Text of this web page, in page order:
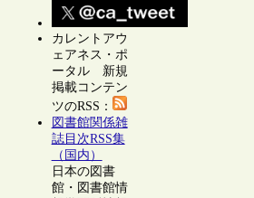
カレントアウ
ェアネス・ポ
ータル 新規
掲載コンテン
ツのRSS：
図書館関係雑
誌目次RSS集
（国内）
日本の図書
館・図書館情